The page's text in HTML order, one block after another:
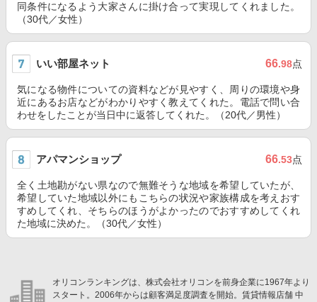
同条件になるよう大家さんに掛け合って実現してくれました。
（30代／女性）
いい部屋ネット 66.98点
気になる物件についての資料などが見やすく、周りの環境や身
近にあるお店などがわかりやすく教えてくれた。電話で問い合
わせをしたことが当日中に返答してくれた。（20代／男性）
アパマンショップ 66.53点
全く土地勘がない県なので無難そうな地域を希望していたが、
希望していた地域以外にもこちらの状況や家族構成を考えおす
すめしてくれ、そちらのほうがよかったのでおすすめしてくれ
た地域に決めた。（30代／女性）
オリコンランキングは、株式会社オリコンを前身企業に1967年より
スタート。2006年からは顧客満足度調査を開始。賃貸情報店舗 中